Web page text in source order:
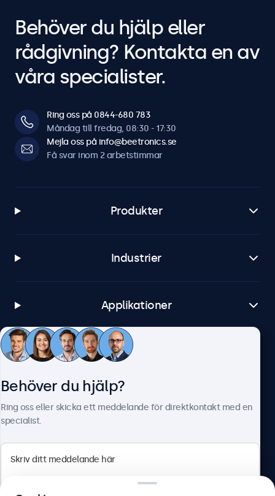
Behöver du hjälp eller
rådgivning? Kontakta en av
våra specialister.
Ring oss på 0844-680 783
Måndag till fredag, 08:30 - 17:30
Mejla oss på info@beetronics.se
Få svar inom 2 arbetstimmar
Produkter
Industrier
Applikationer
Kundtjänst
Behöver du hjälp?
Ring oss eller skicka ett meddelande för direktkontakt med en
specialist.